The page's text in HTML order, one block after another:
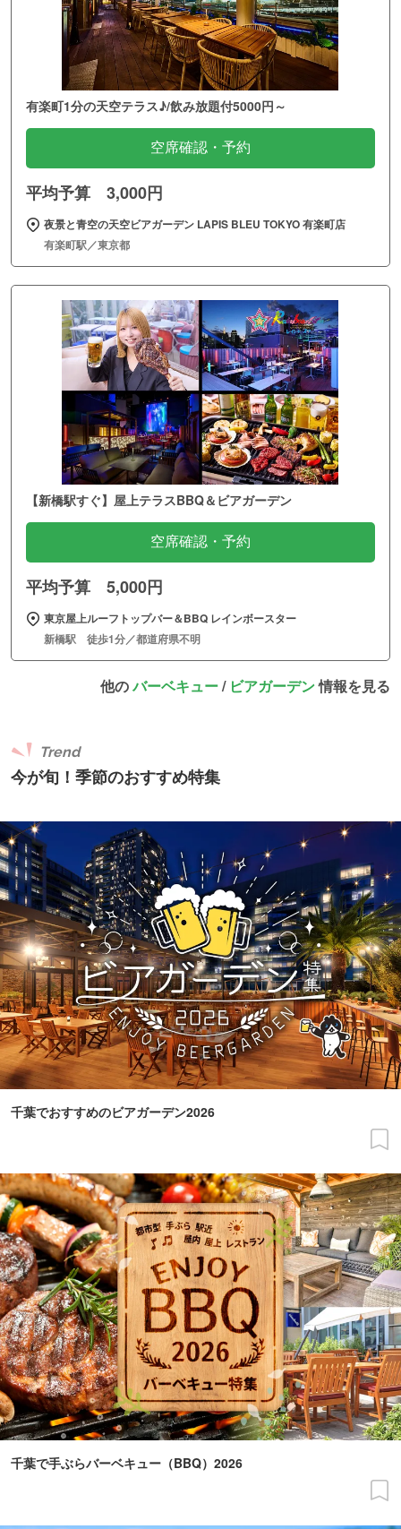
有楽町1分の天空テラス♪/飲み放題付5000円～
空席確認・予約
平均予算 3,000円
夜景と青空の天空ビアガーデン LAPIS BLEU TOKYO 有楽町店
有楽町駅／東京都
【新橋駅すぐ】屋上テラスBBQ＆ビアガーデン
空席確認・予約
平均予算 5,000円
東京屋上ルーフトップバー＆BBQ レインボースター
新橋駅 徒歩1分／都道府県不明
他のバーベキュー/ ビアガーデン情報を見る
今が旬！季節のおすすめ特集
Trend
千葉でおすすめのビアガーデン2026
千葉で手ぶらバーベキュー（BBQ）2026